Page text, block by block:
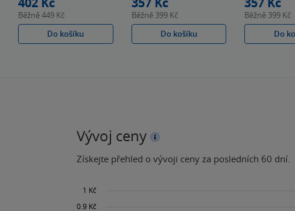
Běžně449 Kč
Do košíku
Běžně 399 Kč
Do košíku
Běžně 399 Kč
Do
Vývoj ceny
Získejte přehled o vývoji ceny za posledních 60 dní.